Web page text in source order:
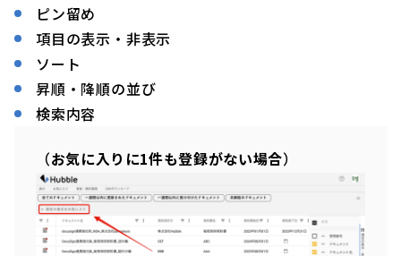
ピン留め
項目の表示・非表示
ソート
昇順・降順の並び
検索内容
（お気に入りに1件も登録がない場合）